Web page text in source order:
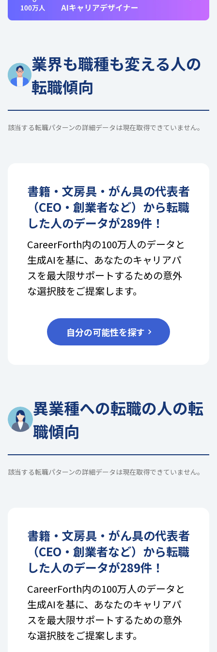
業界も職種も変える人の
転職傾向
該当する転職パターンの詳細データは現在取得できていません。
書籍・文房具・がん具の代表者
（CEO・創業者など） から転職
した人のデータが289件！
CareerForth内の100万人のデータと
生成AIを基に、あなたのキャリアパ
スを最大限サポートするための意外
な選択肢をご提案します。
自分の可能性を探す
異業種への転職の人の転
職傾向
該当する転職パターンの詳細データは現在取得できていません。
書籍・文房具・がん具の代表者
（CEO・創業者など） から転職
した人のデータが289件！
CareerForth内の100万人のデータと
生成AIを基に、あなたのキャリアパ
スを最大限サポートするための意外
な選択肢をご提案します。